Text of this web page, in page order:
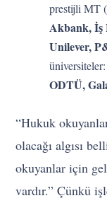
prestijli MT
Akbank, İş
Unilever,
ODTÜ,
“Hukuk
olacağı algısı
okuyanlar için
vardır.” Çünkü